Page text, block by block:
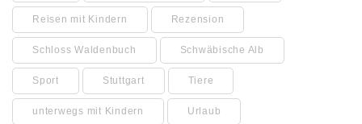
Reisen mit Kindern Rezension
Schloss Waldenbuch Schwäbische Alb
Sport Stuttgart Tiere
unterwegs mit Kindern Urlaub